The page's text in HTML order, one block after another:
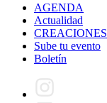
AGENDA
Actualidad
CREACIONES
Sube tu evento
Boletín